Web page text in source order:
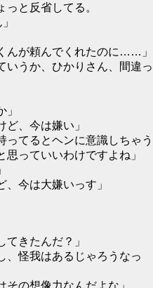
と反省してる。
んが頼んでくれたのに……」
いうか、ひかりさん、間違っ
、今は嫌い」
ってるとヘンに意識しちゃう
っていいわけですよね」
今は大嫌いっす」
きたんだ？」
、怪我はあるじゃろうなっ
の想像力なんだよな」